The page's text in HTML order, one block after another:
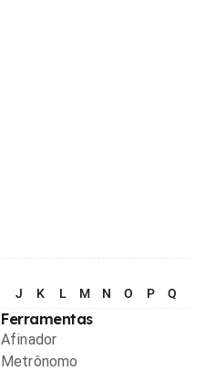
J K L M N O P Q
Ferramentas
Afinador
Metrônomo